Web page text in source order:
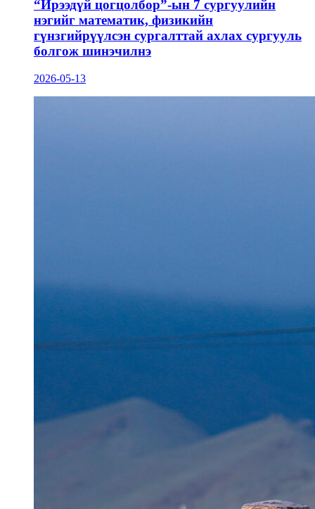
“Ирээдүй цогцолбор”-ын 7 сургуулийн
нэгийг математик, физикийн
гүнзгийрүүлсэн сургалттай ахлах сургууль
болгож шинэчилнэ
2026-05-13